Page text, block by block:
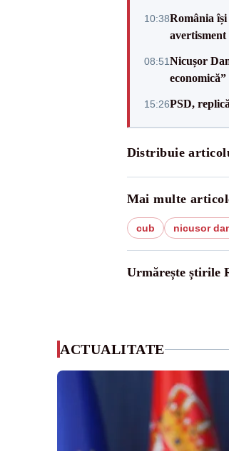
10:38România
08:51Nicușor
economică”
15:26PSD,
Distribuie
Mai multe
cub nicusor
Urmărește știrile
ACTUALITATE